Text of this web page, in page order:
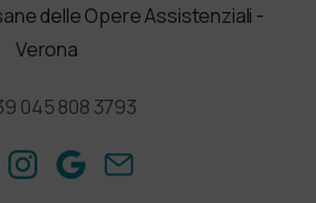
delle Opere Assistenziali -
Verona
045 808 3793